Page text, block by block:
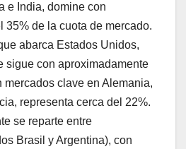
e India, domine con
35% de la cuota de mercado.
abarca Estados Unidos,
sigue con aproximadamente
mercados clave en Alemania,
representa cerca del 22%.
se reparte entre
Brasil y Argentina), con